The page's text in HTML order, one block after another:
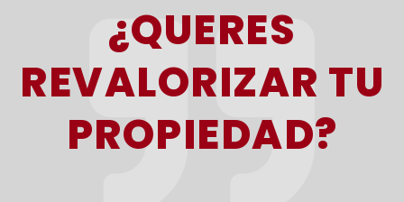
¿QUERES
REVALORIZAR TU
PROPIEDAD?